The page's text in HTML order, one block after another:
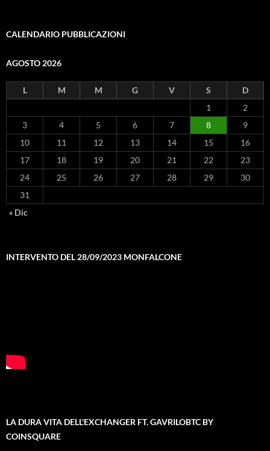
CALENDARIO PUBBLICAZIONI
AGOSTO 2026
L M M G V S
D
1
2
3
4 5 6 7 8
9
10
11 12 13 14 15
16
17
18 19 20 21 22
23
24
25 26 27 28 29
30
31
« Dic
INTERVENTO DEL 28/09/2023 MONFALCONE
LA DURA VITA DELL'EXCHANGER FT. GAVRILOBTC BY
COINSQUARE